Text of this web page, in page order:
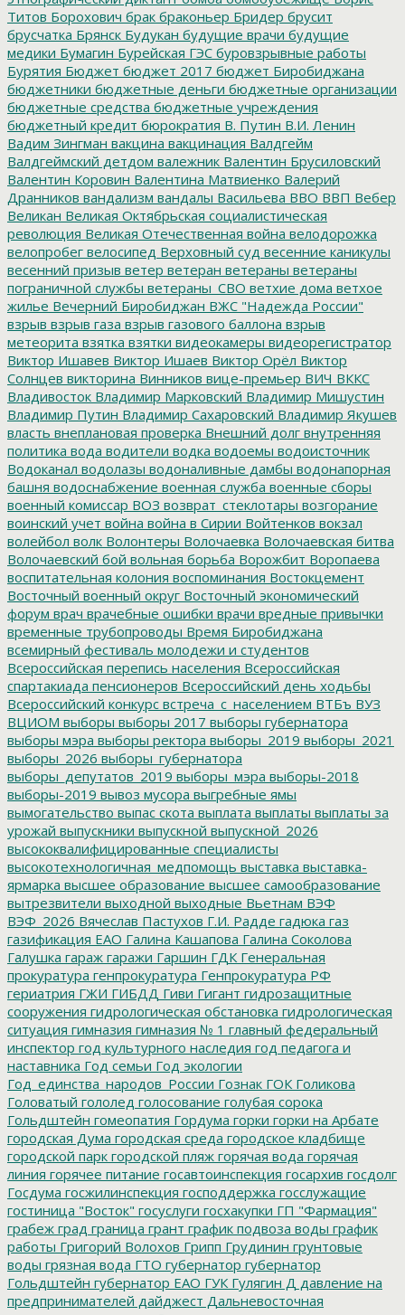
Титов Борохович брак браконьер Бридер брусит
брусчатка Брянск Будукан будущие врачи будущие
медики Бумагин Бурейская ГЭС буровзрывные работы
Бурятия Бюджет бюджет 2017 бюджет Биробиджана
бюджетники бюджетные деньги бюджетные организации
бюджетные средства бюджетные учреждения
бюджетный кредит бюрократия В. Путин В.И. Ленин
Вадим Зингман вакцина вакцинация Валдгейм
Валдгеймский детдом валежник Валентин Брусиловский
Валентин Коровин Валентина Матвиенко Валерий
Дранников вандализм вандалы Васильева ВВО ВВП Вебер
Великан Великая Октябрьская социалистическая
революция Великая Отечественная война велодорожка
велопробег велосипед Верховный суд весенние каникулы
весенний призыв ветер ветеран ветераны ветераны
пограничной службы ветераны_СВО ветхие дома ветхое
жилье Вечерний Биробиджан ВЖС "Надежда России"
взрыв взрыв газа взрыв газового баллона взрыв
метеорита взятка взятки видеокамеры видеорегистратор
Виктор Ишавев Виктор Ишаев Виктор Орёл Виктор
Солнцев викторина Винников вице-премьер ВИЧ ВККС
Владивосток Владимир Марковский Владимир Мишустин
Владимир Путин Владимир Сахаровский Владимир Якушев
власть внеплановая проверка Внешний долг внутренняя
политика вода водители водка водоемы водоисточник
Водоканал водолазы водоналивные дамбы водонапорная
башня водоснабжение военная служба военные сборы
военный комиссар ВОЗ возврат_стеклотары возгорание
воинский учет война война в Сирии Войтенков вокзал
волейбол волк Волонтеры Волочаевка Волочаевская битва
Волочаевский бой вольная борьба Ворожбит Воропаева
воспитательная колония воспоминания Востокцемент
Восточный военный округ Восточный экономический
форум врач врачебные ошибки врачи вредные привычки
временные трубопроводы Время Биробиджана
всемирный фестиваль молодежи и студентов
Всероссийская перепись населения Всероссийская
спартакиада пенсионеров Всероссийский день ходьбы
Всероссийский конкурс встреча_с_населением ВТБъ ВУЗ
ВЦИОМ выборы выборы 2017 выборы губернатора
выборы мэра выборы ректора выборы_2019 выборы_2021
выборы_2026 выборы_губернатора
выборы_депутатов_2019 выборы_мэра выборы-2018
выборы-2019 вывоз мусора выгребные ямы
вымогательство выпас скота выплата выплаты выплаты за
урожай выпускники выпускной выпускной_2026
высококвалифицированные специалисты
высокотехнологичная_медпомощь выставка выставка-
ярмарка высшее образование высшее самообразование
вытрезвители выходной выходные Вьетнам ВЭФ
ВЭФ_2026 Вячеслав Пастухов Г.И. Радде гадюка газ
газификация ЕАО Галина Кашапова Галина Соколова
Галушка гараж гаражи Гаршин ГДК Генеральная
прокуратура генпрокуратура Генпрокуратура РФ
гериатрия ГЖИ ГИБДД Гиви Гигант гидрозащитные
сооружения гидрологическая обстановка гидрологическая
ситуация гимназия гимназия № 1 главный федеральный
инспектор год культурного наследия год педагога и
наставника Год семьи Год экологии
Год_единства_народов_России Гознак ГОК Голикова
Головатый гололед голосование голубая сорока
Гольдштейн гомеопатия Гордума горки горки на Арбате
городская Дума городская среда городское кладбище
городской парк городской пляж горячая вода горячая
линия горячее питание госавтоинспекция госархив госдолг
Госдума госжилинспекция господдержка госслужащие
гостиница "Восток" госуслуги госхакупки ГП "Фармация"
грабеж град граница грант график подвоза воды график
работы Григорий Волохов Грипп Грудинин грунтовые
воды грязная вода ГТО губернатор губернатор
Гольдштейн губернатор ЕАО ГУК Гулягин Д давление на
предпринимателей дайджест Дальневосточная